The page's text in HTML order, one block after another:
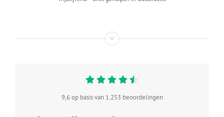
9,6 op basis van 1.253 beoordelingen